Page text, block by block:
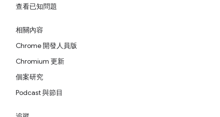
查看已知問題
相關內容
Chrome 開發人員版
Chromium 更新
個案研究
Podcast 與節目